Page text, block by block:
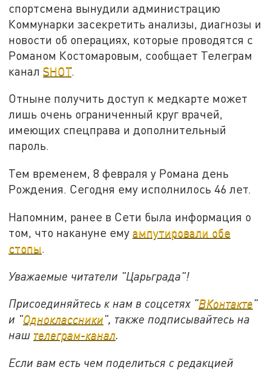
спортсмена вынудили администрацию
Коммунарки засекретить анализы, диагнозы и
новости об операциях, которые проводятся с
Романом Костомаровым, сообщает Телеграм
каналSHOT.
Отныне получить доступ к медкарте может
лишь очень ограниченный круг врачей,
имеющих спецправа и дополнительный
пароль.
Тем временем, 8 февраля у Романа день
Рождения. Сегодня ему исполнилось 46 лет.
Напомним, ранее в Сети была информация о
том, что накануне емуампутировали обе
стопы.
Уважаемые читатели "Царьграда"!
Присоединяйтесь к нам в соцсетях "ВКонтакте"
и "Одноклассники", также подписывайтесь на
наш телеграм-канал.
Если вам есть чем поделиться с редакцией